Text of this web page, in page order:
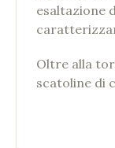
esaltazione
Oltre alla
scatoline di